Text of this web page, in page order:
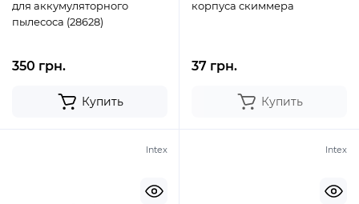
для аккумуляторного
пылесоса (28628)
350 грн.
Купить
корпуса скиммера
37 грн.
Купить
Intex Intex